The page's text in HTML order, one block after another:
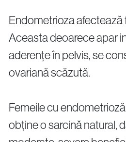
Proceduri Chirurgicale
Laparoscopie
Îndepărtarea Fibromului Uterin
Îndepărtarea Chisturilor Ovariene
Întrebări?
Endometrioza afectează
Aceasta deoarece apar
aderențe în pelvis, se
ovariană scăzută.
Femeile cu
obține o sarcină natural,